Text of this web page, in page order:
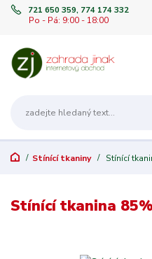
721 650 359, 774 174 332
Po - Pá: 9:00 - 18:00
Stínící tkaniny Stínící
Stínící tkanina